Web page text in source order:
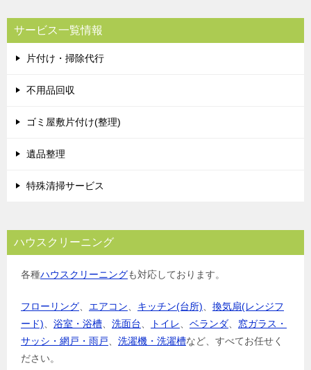
サービス一覧情報
片付け・掃除代行
不用品回収
ゴミ屋敷片付け(整理)
遺品整理
特殊清掃サービス
ハウスクリーニング
各種ハウスクリーニングも対応しております。
フローリング エアコン キッチン(台所)
換気扇(レンジフ
ード)
浴室・浴槽 洗面台 トイレ ベランダ
窓ガラス・
サッシ・網戸・雨戸
洗濯機・洗濯槽など、すべてお任せく
ださい。